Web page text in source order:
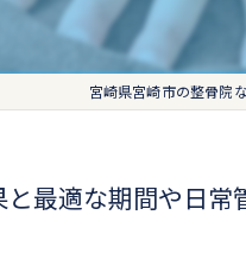
宮崎県宮崎市の整骨院
最適な期間や日常